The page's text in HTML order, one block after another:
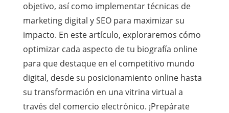
objetivo, así como implementar técnicas de
marketing digital y SEO para maximizar su
impacto. En este artículo, exploraremos cómo
optimizar cada aspecto de tu biografía online
para que destaque en el competitivo mundo
digital, desde su posicionamiento online hasta
su transformación en una vitrina virtual a
través del comercio electrónico. ¡Prepárate